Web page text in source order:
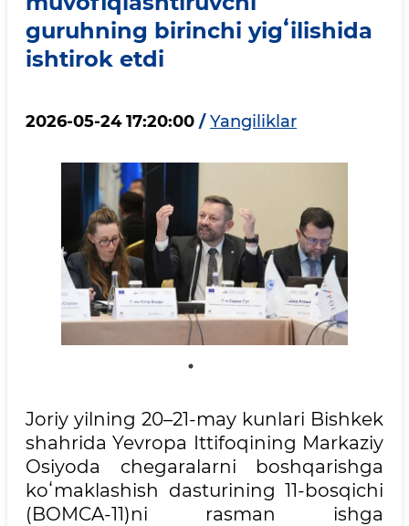
guruhning birinchi yigʻilishida
ishtirok etdi
2026-05-24 17:20:00 / Yangiliklar
Joriy yilning 20–21-may kunlari Bishkek
shahrida Yevropa Ittifoqining Markaziy
Osiyoda chegaralarni boshqarishga
koʻmaklashish dasturining 11-bosqichi
(BOMCA-11)ni rasman ishga